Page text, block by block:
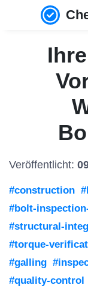
Veröffentlicht:
#construction
#bolt-
#structural-
#torque-
#galling
#quality-control